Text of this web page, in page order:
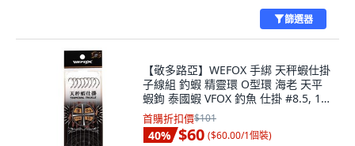
篩選器
【敬多路亞】WEFOX 手綁 天秤蝦仕掛
子線組 釣蝦 精靈環 O型環 海老 天平
蝦鉤 泰國蝦 VFOX 釣魚 仕掛 #8.5, 1
包, 1入
首購折扣價$101
40% $60 ($60.00/1個裝)